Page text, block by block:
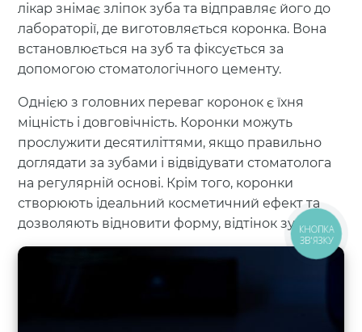
лікар знімає зліпок зуба та відправляє його до
лабораторії, де виготовляється коронка. Вона
встановлюється на зуб та фіксується за
допомогою стоматологічного цементу.
Однією з головних переваг коронок є їхня
міцність і довговічність. Коронки можуть
прослужити десятиліттями, якщо правильно
доглядати за зубами і відвідувати стоматолога
на регулярній основі. Крім того, коронки
створюють ідеальний косметичний ефект та
дозволяють відновити форму, відтінок зубів.
КНОПКА
ЗВ'ЯЗКУ